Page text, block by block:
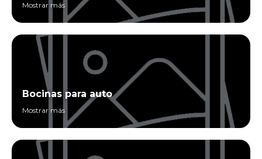
Mostrar más
Bocinas para auto
Mostrar más